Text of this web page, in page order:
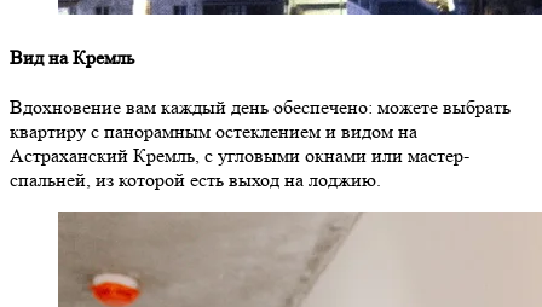
Вид на Кремль
Вдохновение вам каждый день обеспечено: можете выбрать
квартиру с панорамным остеклением и видом на
Астраханский Кремль, с угловыми окнами или мастер-
спальней, из которой есть выход на лоджию.